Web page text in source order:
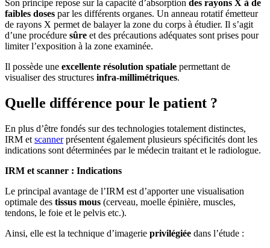
Son principe repose sur la capacité d’absorption des rayons X à de
faibles doses par les différents organes. Un anneau rotatif émetteur
de rayons X permet de balayer la zone du corps à étudier. Il s’agit
d’une procédure sûre et des précautions adéquates sont prises pour
limiter l’exposition à la zone examinée.
Il possède une excellente résolution spatiale permettant de
visualiser des structures infra-millimétriques.
Quelle différence pour le patient ?
En plus d’être fondés sur des technologies totalement distinctes,
IRM et scannerprésentent également plusieurs spécificités dont les
indications sont déterminées par le médecin traitant et le radiologue.
IRM et scanner : Indications
Le principal avantage de l’IRM est d’apporter une visualisation
optimale des tissus mous (cerveau, moelle épinière, muscles,
tendons, le foie et le pelvis etc.).
Ainsi, elle est la technique d’imagerie privilégiée dans l’étude :